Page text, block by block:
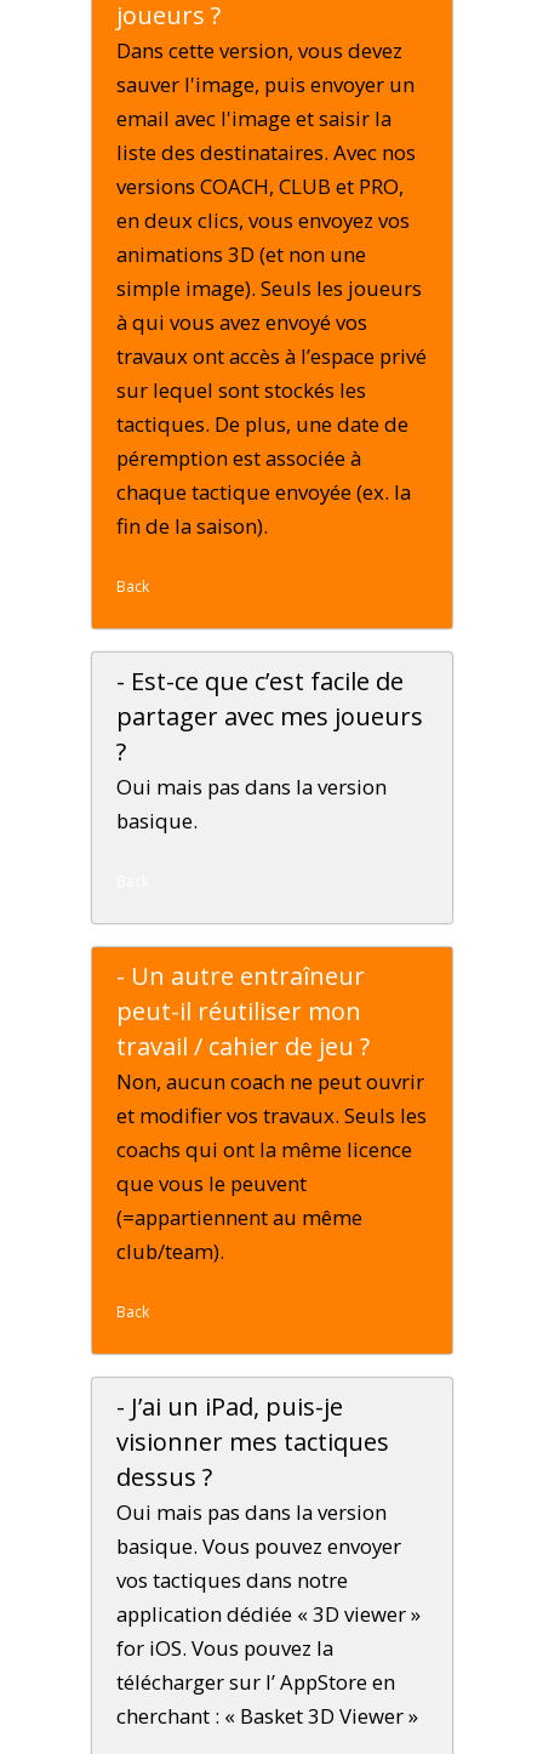
joueurs ?
Dans cette version, vous devez
sauver l'image, puis envoyer un
email avec l'image et saisir la
liste des destinataires. Avec nos
versions COACH, CLUB et PRO,
en deux clics, vous envoyez vos
animations 3D (et non une
simple image). Seuls les joueurs
à qui vous avez envoyé vos
travaux ont accès à l’espace privé
sur lequel sont stockés les
tactiques. De plus, une date de
péremption est associée à
chaque tactique envoyée (ex. la
fin de la saison).
Back
- Est-ce que c’est facile de
partager avec mes joueurs
?
Oui mais pas dans la version
basique.
- Un autre entraîneur
peut-il réutiliser mon
travail / cahier de jeu ?
Non, aucun coach ne peut ouvrir
et modifier vos travaux. Seuls les
coachs qui ont la même licence
que vous le peuvent
(=appartiennent au même
club/team).
Back
- J’ai un iPad, puis-je
visionner mes tactiques
dessus ?
Oui mais pas dans la version
basique. Vous pouvez envoyer
vos tactiques dans notre
application dédiée « 3D viewer »
for iOS. Vous pouvez la
télécharger sur l’ AppStore en
cherchant : « Basket 3D Viewer »